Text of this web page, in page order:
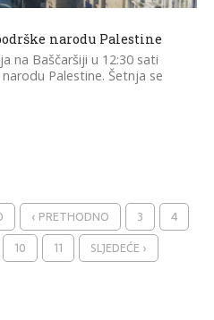
narodu Palestine
na Baščaršiji u 12:30 sati
Palestine. Šetnja se
‹ PRETHODNO 3
4
10 11
SLJEDEĆE ›